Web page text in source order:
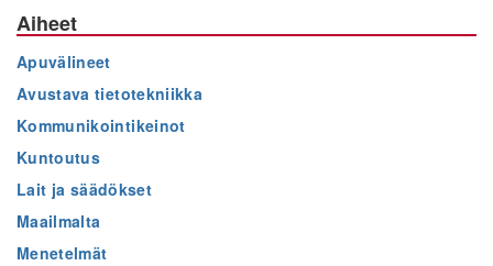
Aiheet
Apuvälineet
Avustava tietotekniikka
Kommunikointikeinot
Kuntoutus
Lait ja säädökset
Maailmalta
Menetelmät